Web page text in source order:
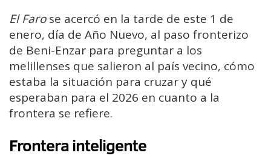
El Farose acercó en la tarde de este 1 de
enero, día de Año Nuevo, al paso fronterizo
de Beni-Enzar para preguntar a los
melillenses que salieron al país vecino, cómo
estaba la situación para cruzar y qué
esperaban para el 2026 en cuanto a la
frontera se refiere.
Frontera inteligente